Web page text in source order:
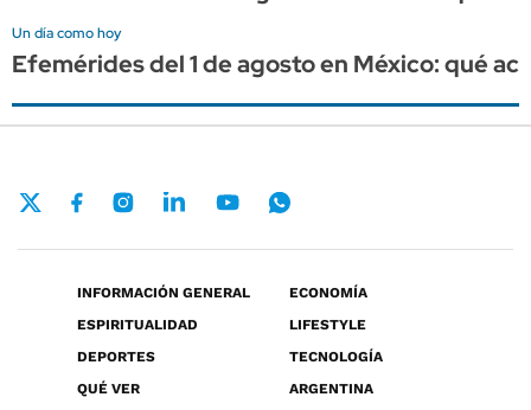
Un día como hoy
Efemérides del 1 de agosto en México: qué
INFORMACIÓN GENERAL
ECONOMÍA
ESPIRITUALIDAD
LIFESTYLE
DEPORTES
TECNOLOGÍA
QUÉ VER
ARGENTINA